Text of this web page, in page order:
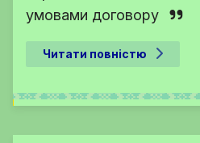
умовами договору
Читати повністю